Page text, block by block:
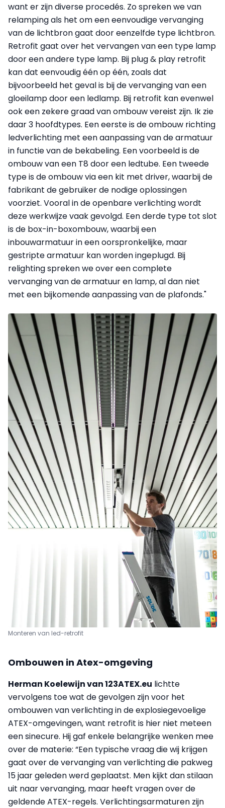
want er zijn diverse procedés. Zo spreken we van
relamping als het om een eenvoudige vervanging
van de lichtbron gaat door eenzelfde type lichtbron.
Retrofit gaat over het vervangen van een type lamp
door een andere type lamp. Bij plug & play retrofit
kan dat eenvoudig één op één, zoals dat
bijvoorbeeld het geval is bij de vervanging van een
gloeilamp door een ledlamp. Bij retrofit kan evenwel
ook een zekere graad van ombouw vereist zijn. Ik zie
daar 3 hoofdtypes. Een eerste is de ombouw richting
ledverlichting met een aanpassing van de armatuur
in functie van de bekabeling. Een voorbeeld is de
ombouw van een T8 door een ledtube. Een tweede
type is de ombouw via een kit met driver, waarbij de
fabrikant de gebruiker de nodige oplossingen
voorziet. Vooral in de openbare verlichting wordt
deze werkwijze vaak gevolgd. Een derde type tot slot
is de box-in-boxombouw, waarbij een
inbouwarmatuur in een oorspronkelijke, maar
gestripte armatuur kan worden ingeplugd. Bij
relighting spreken we over een complete
vervanging van de armatuur en lamp, al dan niet
met een bijkomende aanpassing van de plafonds."
Monteren van led-retrofit
Ombouwen in Atex-omgeving
Herman Koelewijn van 123ATEX.eu lichtte
vervolgens toe wat de gevolgen zijn voor het
ombouwen van verlichting in de explosiegevoelige
ATEX-omgevingen, want retrofit is hier niet meteen
een sinecure. Hij gaf enkele belangrijke wenken mee
over de materie: “Een typische vraag die wij krijgen
gaat over de vervanging van verlichting die pakweg
15 jaar geleden werd geplaatst. Men kijkt dan stilaan
uit naar vervanging, maar heeft vragen over de
geldende ATEX-regels. Verlichtingsarmaturen zijn